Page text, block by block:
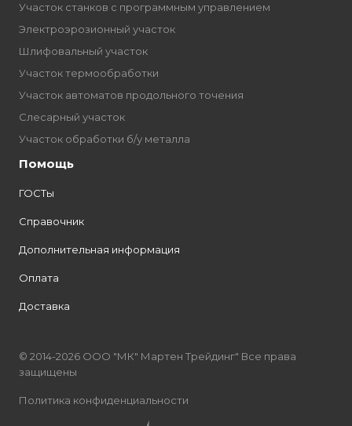
Участок станков с программным управлением
Электроэрозионный участок
Шлифовальный участок
Участок термообработки
Участок автоматов продольного точения
Слесарный участок
Участок обработки б/у металла
Помощь
ГОСТы
Справочник
Дополнительная информация
Оплата
Доставка
© 2014-2026 ООО "МК" Мартен Трейдинг" Все права
защищены
Политика конфиденциальности